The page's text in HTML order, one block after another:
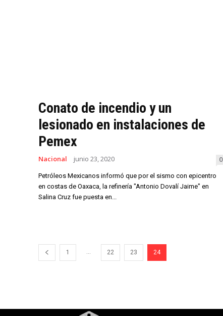
Conato de incendio y un
lesionado en instalaciones de
Pemex
Nacional junio 23, 2020 0
Petróleos Mexicanos informó que por el sismo con epicentro
en costas de Oaxaca, la refinería "Antonio Dovalí Jaime" en
Salina Cruz fue puesta en...
1 ... 22 23 24